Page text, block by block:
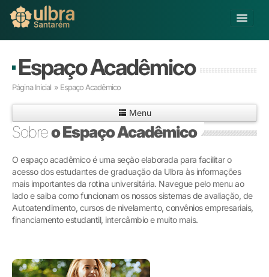
Buscar
Já sou Aluno
Matricule-se
Graduação
Pós-graduação
Educação a Distância
Pesquisa
Extensão
Sobre a ULBRA
Espaço Acadêmico
Página Inicial » Espaço Acadêmico
Menu
Sobreo Espaço Acadêmico
O espaço acadêmico é uma seção elaborada para facilitar o
acesso dos estudantes de graduação da Ulbra às informações
mais importantes da rotina universitária. Navegue pelo menu ao
lado e saiba como funcionam os nossos sistemas de avaliação, de
Autoatendimento, cursos de nivelamento, convênios empresariais,
financiamento estudantil, intercâmbio e muito mais.